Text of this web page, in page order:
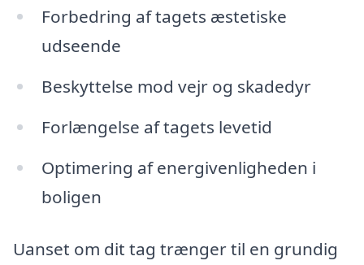
Forbedring af tagets æstetiske
udseende
Beskyttelse mod vejr og skadedyr
Forlængelse af tagets levetid
Optimering af energivenligheden i
boligen
Uanset om dit tag trænger til en grundig